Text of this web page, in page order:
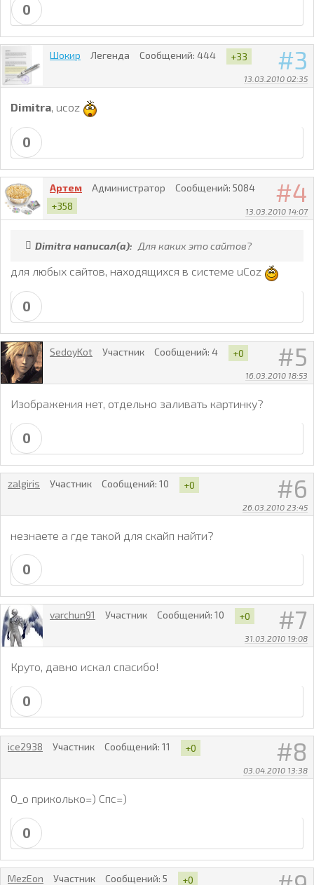
0
3
13.03.2010 02:35
Шокир Легенда Сообщений: 444 +33
Dimitra, ucoz
0
4
13.03.2010 14:07
Артем Администратор Сообщений: 5084
+358
Dimitra написал(а): Для каких это сайтов?
для любых сайтов, находящихся в системе uCoz
0
5
16.03.2010 18:53
SedoyKot Участник Сообщений: 4 +0
Изображения нет, отдельно заливать картинку?
0
6
26.03.2010 23:45
zalgiris Участник Сообщений: 10 +0
незнаете а где такой для скайп найти?
0
7
31.03.2010 19:08
varchun91 Участник Сообщений: 10 +0
Круто, давно искал спасибо!
0
8
03.04.2010 13:38
ice2938 Участник Сообщений: 11 +0
О_о приколько=) Спс=)
0
MezEon Участник Сообщений: 5 +0